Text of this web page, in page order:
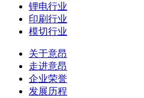
锂电行业
印刷行业
模切行业
关于意昂
走进意昂
企业荣誉
发展历程